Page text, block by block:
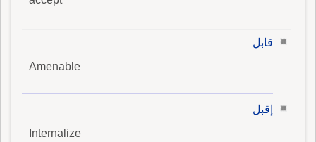
قابل
Amenable
إقبل
Internalize